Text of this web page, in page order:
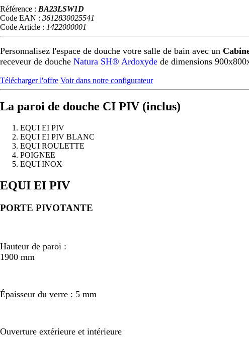
Référence : BA23LSW1D
Code EAN : 3612830025541
Code Article : 1422000001
Personnalisez l'espace de douche votre salle de bain avec un
receveur de douche Natura SH® Ardoxyde de dimensions
Télécharger l'offre Voir dans notre configurateur
La paroi de douche CI PIV (inclus)
EQUI EI PIV
EQUI EI PIV BLANC
EQUI ROULETTE
POIGNEE
EQUI INOX
Précédent
Suivant
EQUI EI PIV
PORTE PIVOTANTE
Hauteur de paroi :
1900 mm
Épaisseur du verre : 5 mm
Ouverture extérieure et intérieure